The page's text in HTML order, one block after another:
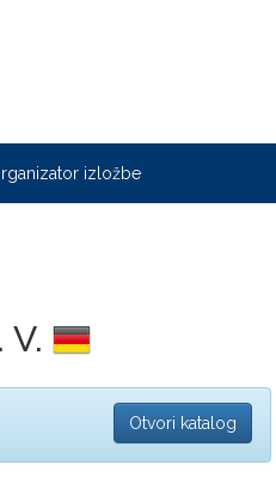
izložbe
Otvori katalog